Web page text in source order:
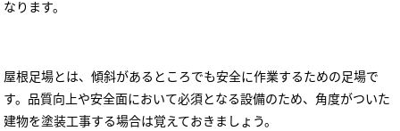
なります。
屋根足場とは、傾斜があるところでも安全に作業するための足場で
す。品質向上や安全面において必須となる設備のため、角度がついた
建物を塗装工事する場合は覚えておきましょう。